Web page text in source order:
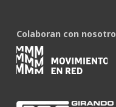
Colaboran con